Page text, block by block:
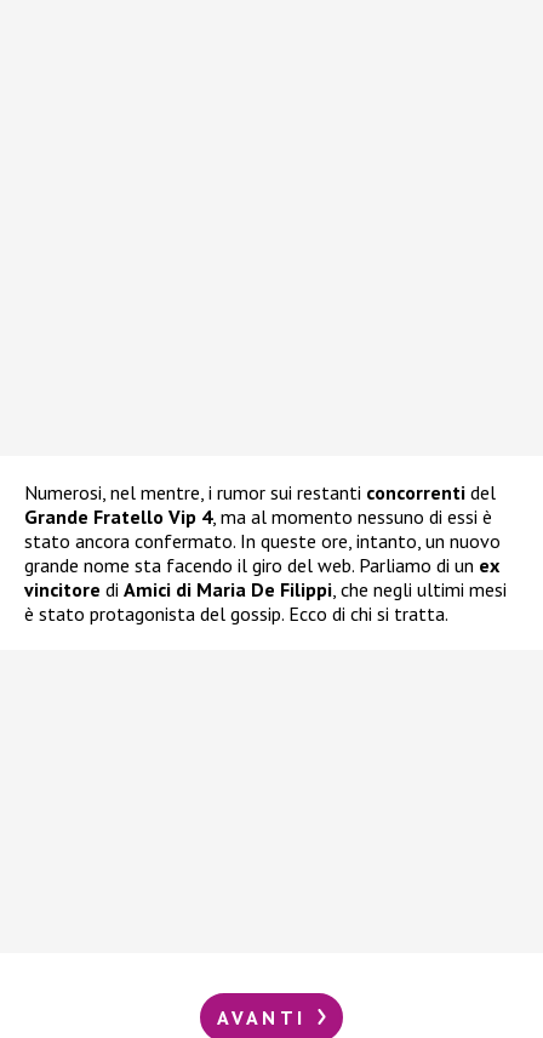
Numerosi, nel mentre, i rumor sui restanti concorrenti del
Grande Fratello Vip 4, ma al momento nessuno di essi è
stato ancora confermato. In queste ore, intanto, un nuovo
grande nome sta facendo il giro del web. Parliamo di un ex
vincitore di Amici di Maria De Filippi, che negli ultimi mesi
è stato protagonista del gossip. Ecco di chi si tratta.
AVANTI